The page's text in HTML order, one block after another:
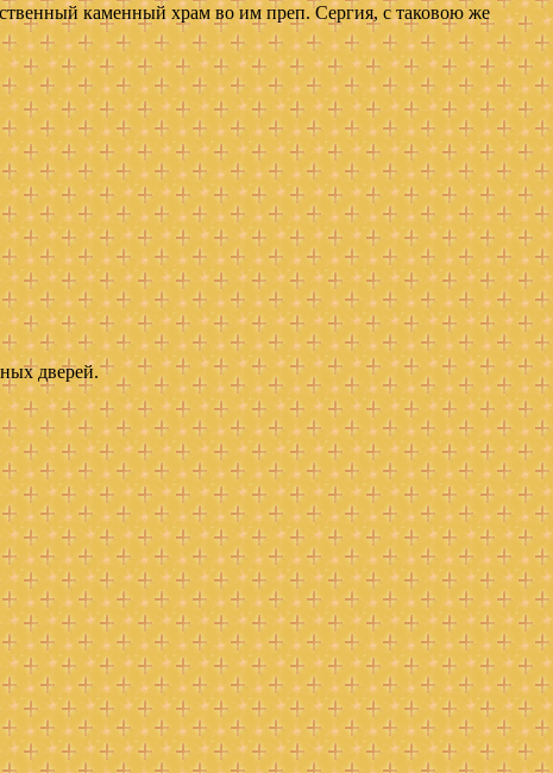
каменный храм во им преп. Сергия, с таковою же
дверей.